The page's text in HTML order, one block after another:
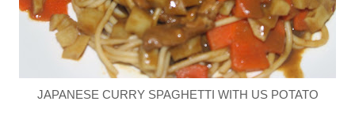
JAPANESE CURRY SPAGHETTI WITH US POTATO